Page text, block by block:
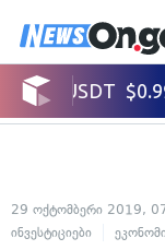
29 ოქტომბერი 2019,
ინვესტიციები